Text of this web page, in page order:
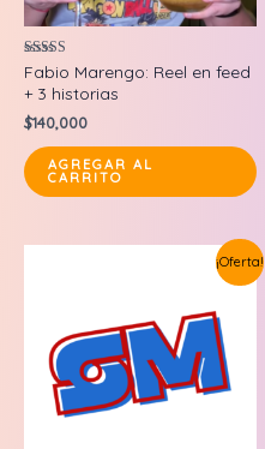
Valorado en
5.00
de 5
Fabio Marengo: Reel en feed
+ 3 historias
$140,000
AGREGAR AL
CARRITO
¡Oferta!